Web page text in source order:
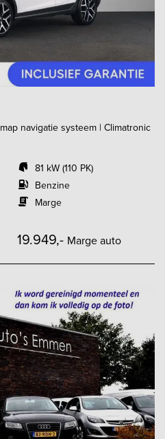
navigatie systeem | Climatronic
81 kW (110 PK)
Benzine
Marge
19.949,- Marge auto